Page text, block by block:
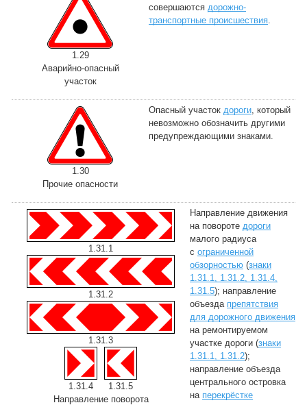
1.29
Аварийно-опасный
участок
совершаются дорожно-
транспортные происшествия.
1.30
Прочие опасности
Опасный участок дороги, который
невозможно обозначить другими
предупреждающими знаками.
1.31.1
1.31.2
1.31.3
1.31.4
1.31.5
Направление поворота
Направление движения
на повороте дороги
малого радиуса
с ограниченной
обзорностью (знаки
1.31.1, 1.31.2, 1.31.4,
1.31.5); направление
объезда препятствия
для дорожного движения
на ремонтируемом
участке дороги (знаки
1.31.1, 1.31.2);
направление объезда
центрального островка
на перекрёстке